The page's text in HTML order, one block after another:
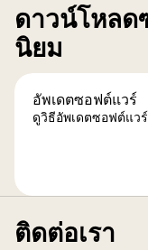
ดาวน์โหล
นิยม
อัพเดตซอฟต์แวร์
ดูวิธีอัพเดตซอฟต์แว
ติดต่อเรา